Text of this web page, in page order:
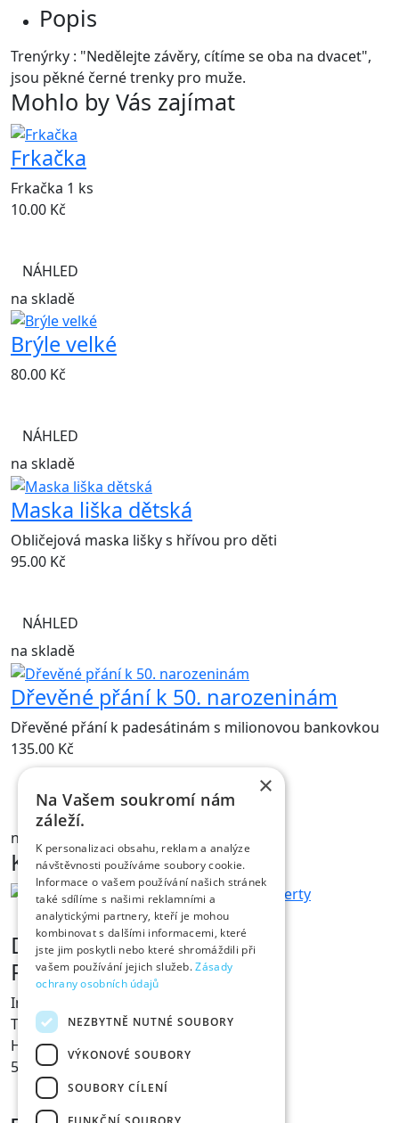
Popis
Trenýrky : "Nedělejte závěry, cítíme se oba na dvacet",
jsou pěkné černé trenky pro muže.
Mohlo by Vás zajímat
Frkačka
Frkačka 1 ks
10.00 Kč
NÁHLED
na skladě
Brýle velké
80.00 Kč
NÁHLED
na skladě
Maska liška dětská
Obličejová maska lišky s hřívou pro děti
95.00 Kč
NÁHLED
na skladě
Dřevěné přání k 50. narozeninám
Dřevěné přání k padesátinám s milionovou bankovkou
135.00 Kč
NÁHLED
na skladě
Kontakt
Dárky s vtipem
Prodejna Fóry a žerty
Ing. Václav Pícha
Tylovo nábřeží 367
Hradec Králové
500 02
×
Na Vašem soukromí nám
záleží.
K personalizaci obsahu, reklam a analýze
návštěvnosti používáme soubory cookie.
Informace o vašem používání našich stránek
také sdílíme s našimi reklamními a
analytickými partnery, kteří je mohou
kombinovat s dalšími informacemi, které
jste jim poskytli nebo které shromáždili při
vašem používání jejich služeb.Zásady
ochrany osobních údajů
NEZBYTNĚ NUTNÉ SOUBORY
VÝKONOVÉ SOUBORY
SOUBORY CÍLENÍ